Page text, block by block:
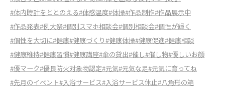
#体内時計をととのえる#体感温度#体操#作品制作#作品展示中
#作品発表#例大祭#個別スマホ相談会#個別相談会#個性が輝く
#個性を大切に#健康#健康づくり#健康体操#健康促進#健康相談
#健康維持#健康習慣#健康講座#傘の貸出#催し#催し物#優しいお顔
#優マーク#優良防火対象物認定#元気#元気な足#元気に育ってね
#先月のイベント#入浴サービス#入浴サービス休止#八角形の箱